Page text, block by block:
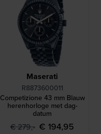
Maserati
R8873600011
Competizione 43 mm Blauw
herenhorloge met dag-
datum
€ 279,- € 194,95